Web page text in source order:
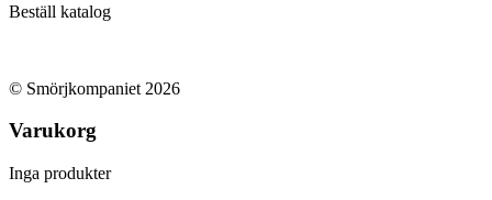
Beställ katalog
© Smörjkompaniet 2026
Varukorg
Inga produkter